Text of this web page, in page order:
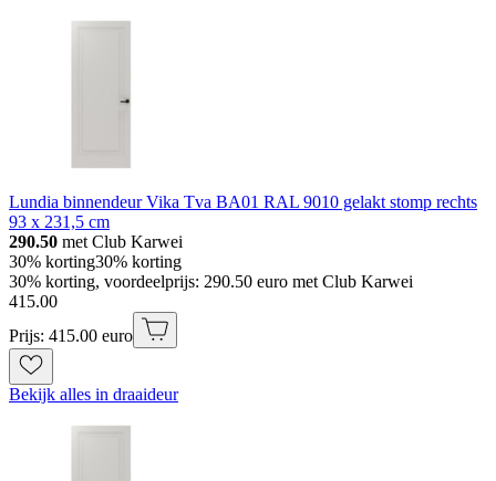
Lundia binnendeur Vika Tva BA01 RAL 9010 gelakt stomp rechts
93 x 231,5 cm
290.50 met Club Karwei
30% korting30% korting
30% korting, voordeelprijs: 290.50 euro met Club Karwei
415.00
Prijs: 415.00 euro
Bekijk alles in draaideur